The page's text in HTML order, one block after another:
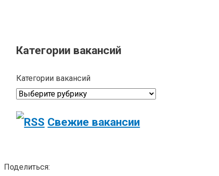
Категории вакансий
Категории вакансий
Свежие вакансии
Поделиться: